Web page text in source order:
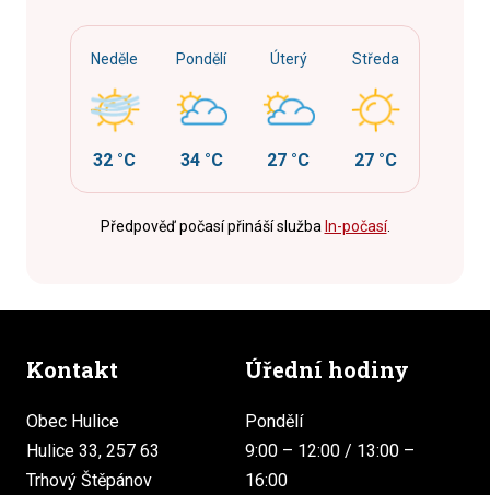
Neděle
32 °C
Pondělí
34 °C
Úterý
27 °C
Středa
27 °C
Předpověď počasí přináší služba In-počasí.
Kontakt
Obec Hulice
Hulice 33, 257 63
Trhový Štěpánov
Úřední hodiny
Pondělí
9:00 – 12:00 / 13:00 –
16:00